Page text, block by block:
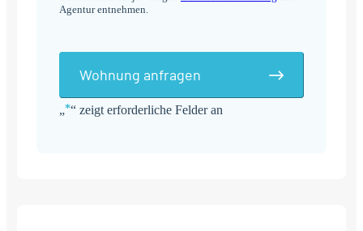
„*“ zeigt erforderliche Felder an
Agentur entnehmen.
Wohnung anfragen